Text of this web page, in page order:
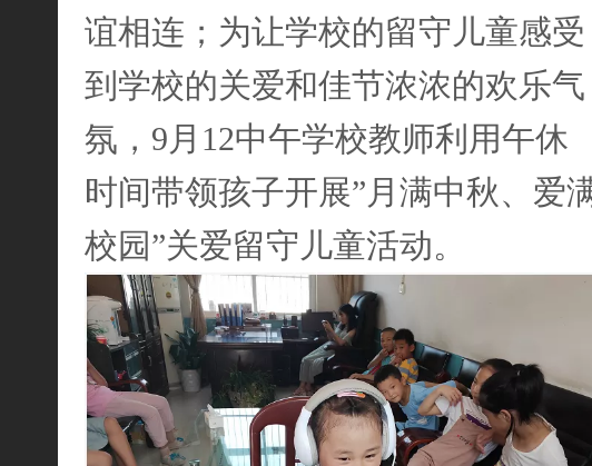
谊相连；为让学校的留守儿童感受
到学校的关爱和佳节浓浓的欢乐气
氛， 9月12中午学校教师利用午休
时间带领孩子开展”月满中秋、爱
校园”关爱留守儿童活动。